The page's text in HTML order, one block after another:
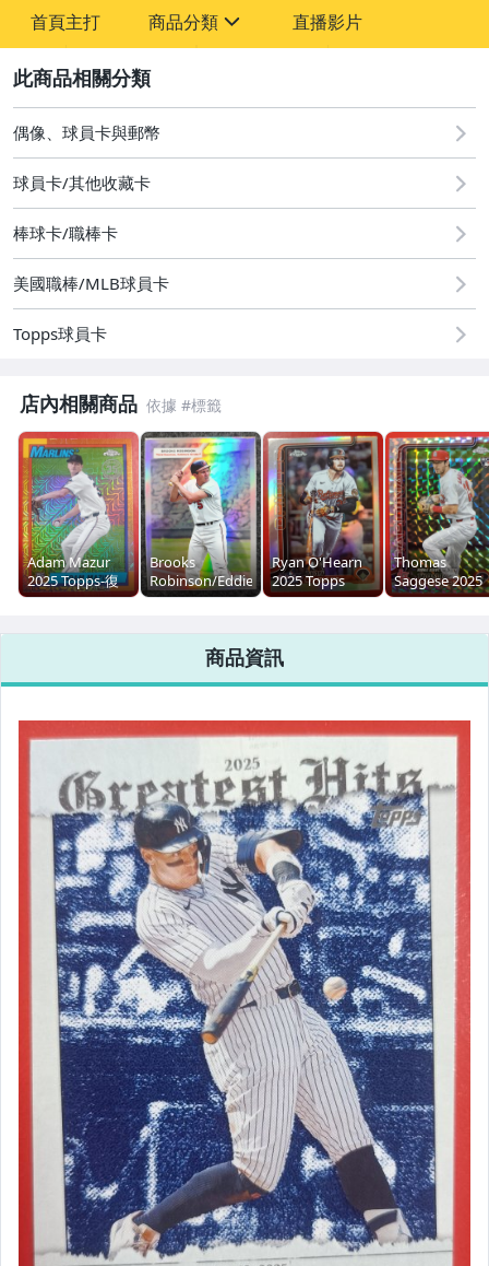
首頁主打 商品分類
道奇隊 LA Dodgers
Aaron Judge
棒球簽名卡 Relic
台灣大小聯盟球員
王建民/陳金鋒/郭泓志/曹錦輝
NBA
2025 Topps Stadium Club
2026 Topps Series 1 & 2
Racing F1
生日趣味號碼
網球 ATP WTA
2025 Topps Chrome Update
Topps Allen & Ginter
2025 Topps Chrome Fortune 15
2025 Topps Summer Superstars
2025 Topps OPS Leaders
2025 Topps 35週年之 1990
Mascots / First Pitch
網球簽名卡 用品卡
直播影片
偶像、球員卡與郵幣
球員卡/其他收藏卡
棒球卡/職棒卡
美國職棒/MLB球員卡
Topps球員卡
店內相關商品
Adam Mazur
2025 Topps-復
刻 1990 Topps
RC #T90C-65
Brooks
Robinson/Eddie
Murray 2025
Platinum
Doubleheaders
#55DH-17
Ryan O'Hearn
2025 Topps
Chrome
Game Refractor
#ASGC-9
Thomas
Saggese 2025
Topps Chrome
Geometric
商品資訊